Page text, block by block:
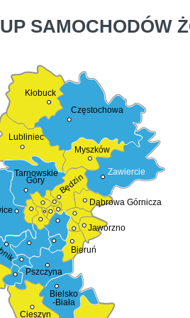
SAMOCHODÓW
Bielsko
-Biała
Pszczyna
Zawiercie
Myszków
Częstochowa
Kłobuck
Lubliniec
Tarnowskie
Góry
Cieszyn
Bieruń
Jaworzno
Dąbrowa Górnicza
Będzin